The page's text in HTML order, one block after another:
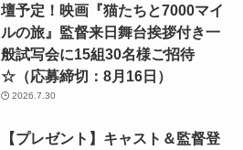
壇予定！映画『猫たちと7000マイ
ルの旅』監督来日舞台挨拶付き一
般試写会に15組30名様ご招待
☆（応募締切：8月16日）
2026.7.30
【プレゼント】キャスト＆監督登